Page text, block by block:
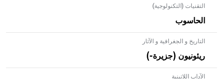
التقنيات (التكنولوجية)
الحاسوب
التاريخ و الجغرافية و الآثار
ريئونيون (جزيرة-)
الآداب اللاتينية